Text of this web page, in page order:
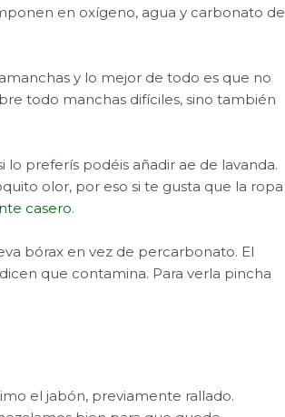
en oxígeno, agua y carbonato de
y lo mejor de todo es que no
todo manchas difíciles, sino también
lo preferís podéis añadir ae de lavanda.
olor, por eso si te gusta que la ropa
casero.
bórax en vez de percarbonato. El
que contamina. Para verla pincha
el jabón, previamente rallado.